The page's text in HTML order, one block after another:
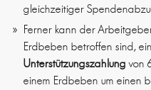
gleichzeitiger
Ferner kann der
Erdbeben betroffen sind,
Unterstützungszahlung von
einem Erdbeben um einen